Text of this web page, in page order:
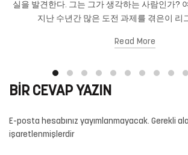
실을 발견한다. 그는 그가 생각하는 사람인가?
지난 수년간 많은 도전 과제를 겪은이 리
Read More
BIR CEVAP YAZIN
E-posta hesabınız yayımlanmayacak. Gerekli
işaretlenmişlerdir